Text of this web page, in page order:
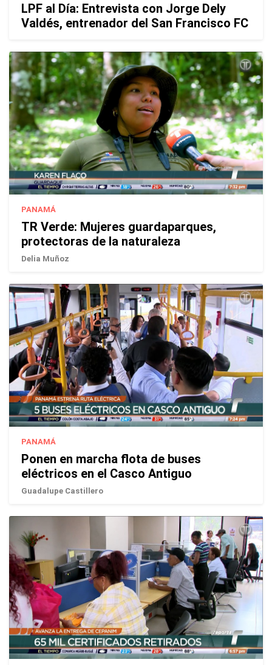
LPF al Día: Entrevista con Jorge Dely
Valdés, entrenador del San Francisco FC
PANAMÁ
TR Verde: Mujeres guardaparques,
protectoras de la naturaleza
Delia Muñoz
PANAMÁ
Ponen en marcha flota de buses
eléctricos en el Casco Antiguo
Guadalupe Castillero